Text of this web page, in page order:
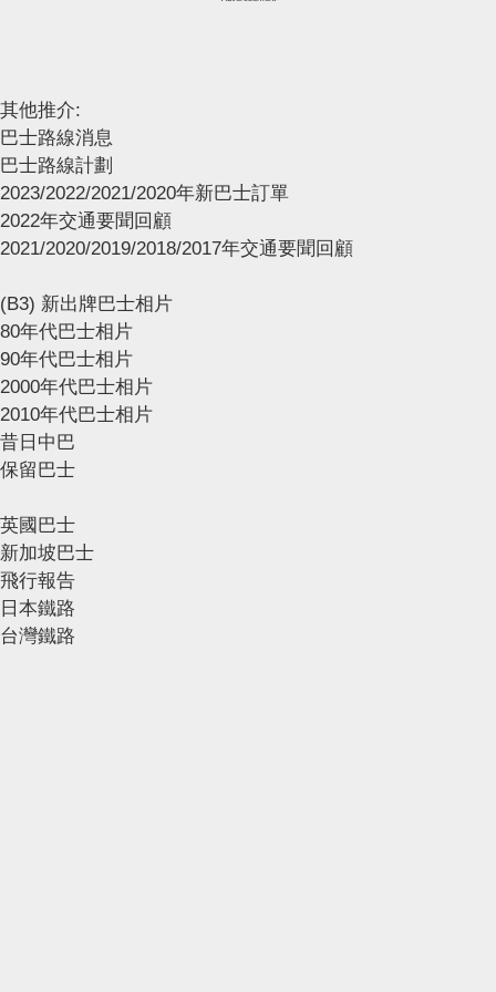
其他推介:
巴士路線消息
巴士路線計劃
2023/2022/2021/2020年新巴士訂單
2022年交通要聞回顧
2021/2020/2019/2018/2017年交通要聞回顧
(B3) 新出牌巴士相片
80年代巴士相片
90年代巴士相片
2000年代巴士相片
2010年代巴士相片
昔日中巴
保留巴士
英國巴士
新加坡巴士
飛行報告
日本鐵路
台灣鐵路